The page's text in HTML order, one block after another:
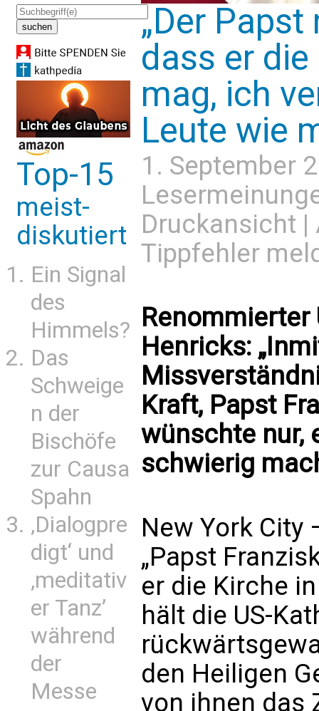
Top-15
meist-
diskutiert
Ein Signal
des
Himmels?
Das
Schweige
n der
Bischöfe
zur Causa
Spahn
‚Dialogpre
digt‘ und
‚meditativ
er Tanz’
während
der
Messe
„Der
dass er
mag, ich
Leute wie
1. September
Druckansicht |
Tippfehler
Renommierter
Henricks:
Kraft, Papst
wünschte nur,
schwierig
New York
„Papst
er die Kirche
hält die US-
den Heiligen
von ihnen das